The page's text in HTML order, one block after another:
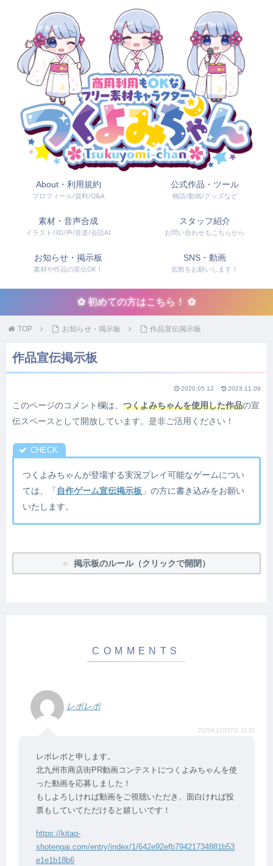
About・利用規約
プロフィール/資料/Q&A
公式作品・ツール
物語/動画/グッズなど
素材・音声合成
イラスト/3D/声/音楽/会話AI
スタッフ紹介
お問い合わせもこちらから
お知らせ・掲示板
素材や作品の宣伝OK！
SNS・動画
拡散をお願いします！
✿ 初めての方はこちら！ ✿
TOP お知らせ・掲示板 作品宣伝掲示板
作品宣伝掲示板
2020.05.12 2023.11.09
このページのコメント欄は、 つくよみちゃんを使用した作品の宣
伝スペースとして開放しています。是非ご活用ください！
つくよみちゃんが登場する実況プレイ可能なゲームについ
ては、「 自作ゲーム宣伝掲示板 」の方に書き込みをお願い
いたします。
掲示板のルール（クリックで開閉）
レボレポ
2025年12月27日 10:20
レボレポと申します。
北九州市商店街PR動画コンテストにつくよみちゃんを使
った動画を応募しました！
もしよろしければ動画をご視聴いただき、面白ければ投
票もしていてただけると嬉しいです！
https://kitaq-
shotengai.com/entry/index/1/642e92efb79421734881b53
e1e1b18b6